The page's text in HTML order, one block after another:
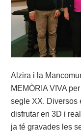
Alzira i la
MEMÒRIA VIVA
segle XX. Diversos
disfrutar en 3D i
ja té gravades les